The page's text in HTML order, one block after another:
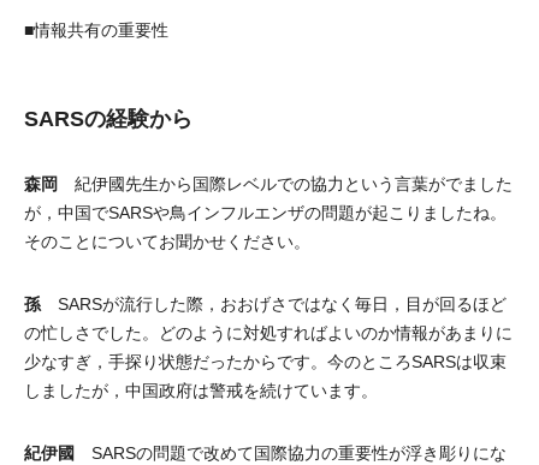
■情報共有の重要性
SARSの経験から
森岡 紀伊國先生から国際レベルでの協力という言葉がでました
が，中国でSARSや鳥インフルエンザの問題が起こりましたね。
そのことについてお聞かせください。
孫 SARSが流行した際，おおげさではなく毎日，目が回るほど
の忙しさでした。どのように対処すればよいのか情報があまりに
少なすぎ，手探り状態だったからです。今のところSARSは収束
しましたが，中国政府は警戒を続けています。
紀伊國 SARSの問題で改めて国際協力の重要性が浮き彫りにな